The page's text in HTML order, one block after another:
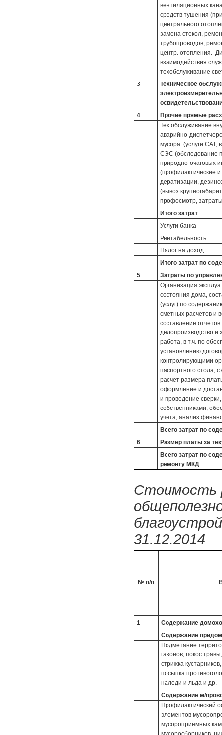
вентиляционных
средств тушения
центрального
замена стекол,
трубопроводов,
центр. отопления.
взаимодействия
техобслуживание
3
Техническое
4
Прочие прямые
Тех.обслуживание
аварийно-
мусора (услуги САТ,
СЭС (обследование
природно-очаговых
(профилактические
дератизации,
(вывоз
профосмотр,
Итого затрат
Услуги банка
Рентабельность
Налог на доход
Итого затрат по
5
Затраты по
Организация
состояния дома,
(услуг) по
сметных расчетов и
составление
делопроизводство и
работа, в т.ч. по
установлению
контролирующими
паспортного стола;
расчет размера
оформление и
и проведение
собственниками;
учета, анализ
Всего затрат по
6
Размер платы за
Всего затрат по
ремонту МКД
Стоимость
31.12.2014
№ п/п
1
Содержание
Содержание
Подметание
газонов, покос
стрижка
посыпка
наледи и льда и др.
Содержание м/
Профилактический
элементов
мусороприёмных